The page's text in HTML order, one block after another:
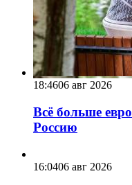
18:4606 авг 2026
Всё больше
Россию
16:0406 авг 2026